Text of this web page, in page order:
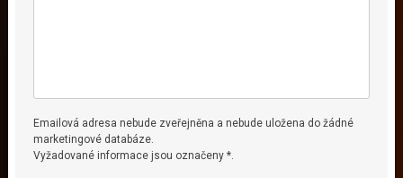
Emailová adresa nebude zveřejněna a nebude uložena do žádné
marketingové databáze.
Vyžadované informace jsou označeny *.